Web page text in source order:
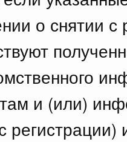
о снятии
и (или)